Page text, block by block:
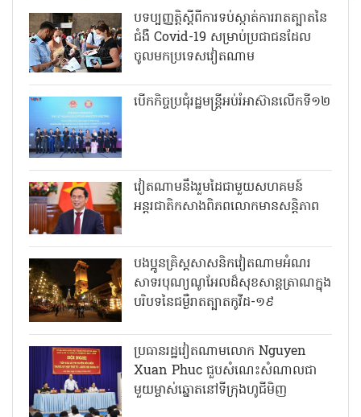
បទប្បញ្ញត្តិស្តីពីការទប់ស្កាត់ការរាតត្បាតនៃ
ជំងឺ Covid-19 សម្រាប់ប្រជាជនដែល
ចូលមកប្រទេសវៀតណាម
បើកកិច្ចប្រជុំរដ្ឋមន្ត្រីអប់រំអាស៊ានលើកទី១២
វៀតណាមនឹងរួមដៃជាមួយសហគមន៍
អន្តរជាតិកសាងពិភពលោកមានសន្តិភាព
បងប្អូនគ្រិស្តសាសនិកវៀតណាមអំណរ
សាទរបុណ្យណូអែលដ៏សុខសាន្តត្រាណក្នុង
បរិបទនៃជម្ងឺរាតត្បាតកូវីដ-១៩
ប្រធានរដ្ឋវៀតណាមលោក Nguyen
Xuan Phuc ជួបសំណេះសំណាលជា
មួយម្ចាស់ឆ្នោតនៅទីក្រុងហូជីមិញ